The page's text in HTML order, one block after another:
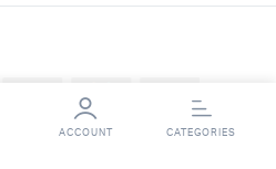
ACCOUNT CATEGORIES